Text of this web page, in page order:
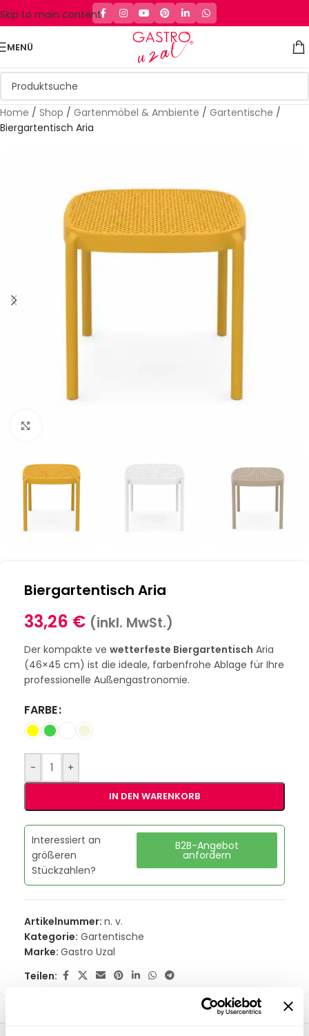
Skip to main content
MENÜ
Home / Shop / Gartenmöbel & Ambiente / Gartentische /
Biergartentisch Aria
Biergartentisch Aria
33,26 € (inkl. MwSt.)
Der kompakte ve wetterfeste Biergartentisch Aria
(46×45 cm) ist die ideale, farbenfrohe Ablage für Ihre
professionelle Außengastronomie.
FARBE
- +
IN DEN WARENKORB
Interessiert an
größeren
Stückzahlen?
B2B-Angebot
anfordern
Artikelnummer: n. v.
Kategorie: Gartentische
Marke: Gastro Uzal
Teilen: